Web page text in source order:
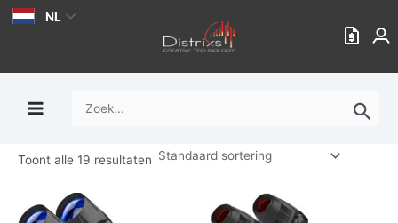
Ga
inhoud
NL
Zoek
Toont alle 19 resultaten